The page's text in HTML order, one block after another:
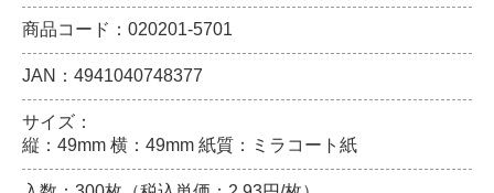
商品コード：020201-5701
JAN：4941040748377
サイズ：
縦：49mm 横：49mm 紙質：ミラコート紙